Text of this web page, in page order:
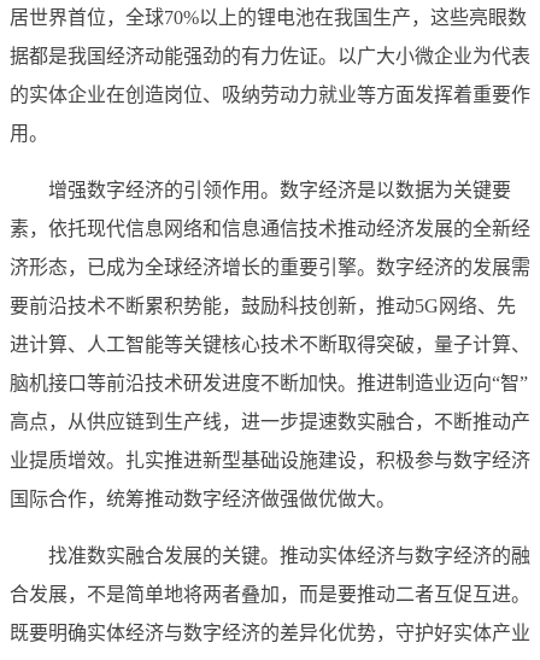
居世界首位，全球70%以上的锂电池在我国生产，这些亮眼数
据都是我国经济动能强劲的有力佐证。以广大小微企业为代表
的实体企业在创造岗位、吸纳劳动力就业等方面发挥着重要作
用。
增强数字经济的引领作用。数字经济是以数据为关键要
素，依托现代信息网络和信息通信技术推动经济发展的全新经
济形态，已成为全球经济增长的重要引擎。数字经济的发展需
要前沿技术不断累积势能，鼓励科技创新，推动5G网络、先
进计算、人工智能等关键核心技术不断取得突破，量子计算、
脑机接口等前沿技术研发进度不断加快。推进制造业迈向“智”
高点，从供应链到生产线，进一步提速数实融合，不断推动产
业提质增效。扎实推进新型基础设施建设，积极参与数字经济
国际合作，统筹推动数字经济做强做优做大。
找准数实融合发展的关键。推动实体经济与数字经济的融
合发展，不是简单地将两者叠加，而是要推动二者互促互进。
既要明确实体经济与数字经济的差异化优势，守护好实体产业